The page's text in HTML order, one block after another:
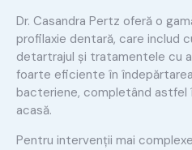
Dr. Casandra Pertz oferă o
profilaxie dentară, care includ
detartrajul și tratamentele cu
foarte eficiente în
bacteriene, completând astfel
acasă.
Pentru intervenții mai